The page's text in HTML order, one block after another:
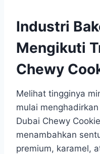
Industri
Mengikuti
Chewy
Melihat tingginya
mulai
Dubai Chewy
menambahkan
premium, karamel,